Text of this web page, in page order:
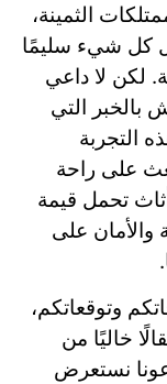
الثمينة،
كل شيء سليمًا
لكن لا داعي
بالخبر التي
التجربة
على راحة
تحمل قيمة
والأمان على
وتوقعاتكم،
خاليًا من
نستعرض